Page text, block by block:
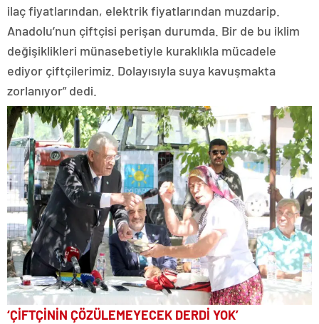
ilaç fiyatlarından, elektrik fiyatlarından muzdarip.
Anadolu’nun çiftçisi perişan durumda. Bir de bu iklim
değişiklikleri münasebetiyle kuraklıkla mücadele
ediyor çiftçilerimiz. Dolayısıyla suya kavuşmakta
zorlanıyor” dedi.
‘ÇİFTÇİNİN ÇÖZÜLEMEYECEK DERDİ YOK’